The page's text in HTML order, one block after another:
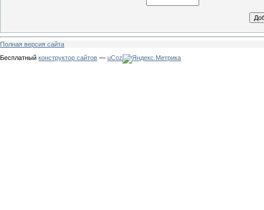
Полная версия сайта
Бесплатный конструктор сайтов — uCoz